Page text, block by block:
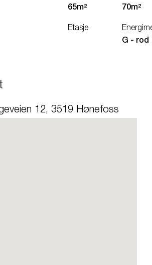
65m²
70m²
Etasje
G - rod
12, 3519 Hønefoss